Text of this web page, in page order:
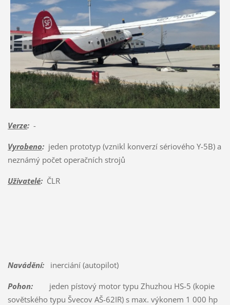
Verze:-
Vyrobeno:jeden prototyp (vznikl konverzí sériového Y-5B) a
neznámý počet operačních strojů
Uživatelé: ČLR
Navádění:inerciání (autopilot)
Pohon:jeden pístový motor typu Zhuzhou HS-5 (kopie
sovětského typu Švecov AŠ-62IR) s max. výkonem 1 000 hp